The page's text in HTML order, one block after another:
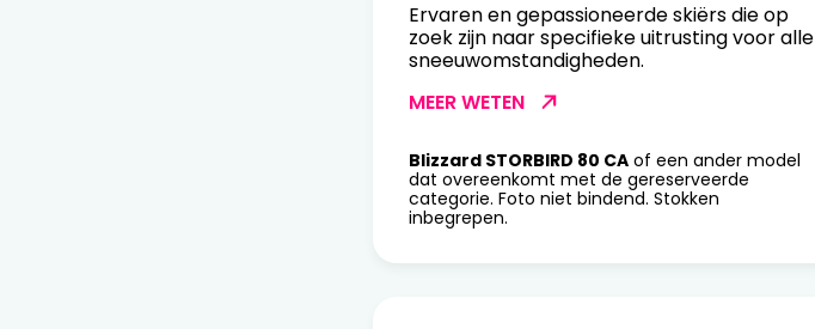
Ervaren en gepassioneerde skiërs die op
zoek zijn naar specifieke uitrusting voor alle
sneeuwomstandigheden.
MEER WETEN
Blizzard STORBIRD 80 CA of een ander model
dat overeenkomt met de gereserveerde
categorie. Foto niet bindend. Stokken
inbegrepen.